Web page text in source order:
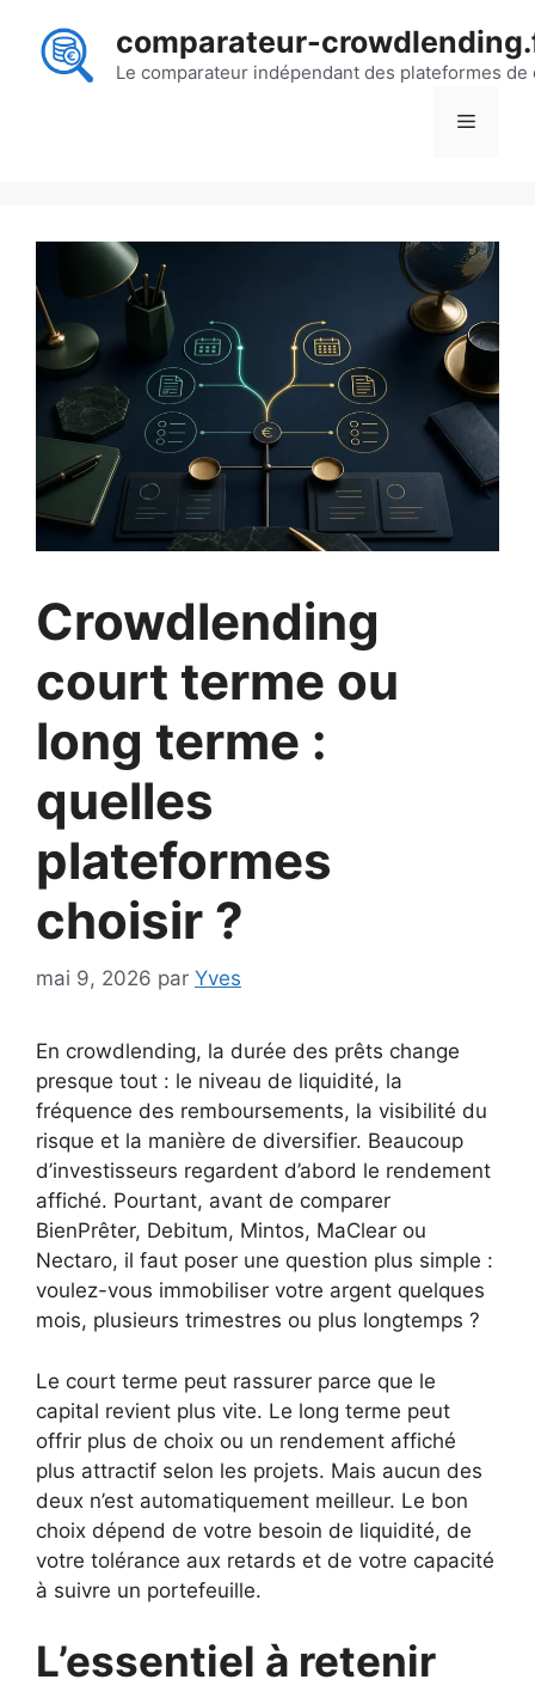
contenu
comparateur-
Le comparateur indépendant des plateformes
Menu
Crowdlending
court terme ou
long terme :
quelles
plateformes
choisir ?
mai 9, 2026 par Yves
En crowdlending, la durée des prêts change
presque tout : le niveau de liquidité, la
fréquence des remboursements, la visibilité du
risque et la manière de diversifier. Beaucoup
d’investisseurs regardent d’abord le rendement
affiché. Pourtant, avant de comparer
BienPrêter, Debitum, Mintos, MaClear ou
Nectaro, il faut poser une question plus simple :
voulez-vous immobiliser votre argent quelques
mois, plusieurs trimestres ou plus longtemps ?
Le court terme peut rassurer parce que le
capital revient plus vite. Le long terme peut
offrir plus de choix ou un rendement affiché
plus attractif selon les projets. Mais aucun des
deux n’est automatiquement meilleur. Le bon
choix dépend de votre besoin de liquidité, de
votre tolérance aux retards et de votre capacité
à suivre un portefeuille.
L’essentiel à retenir